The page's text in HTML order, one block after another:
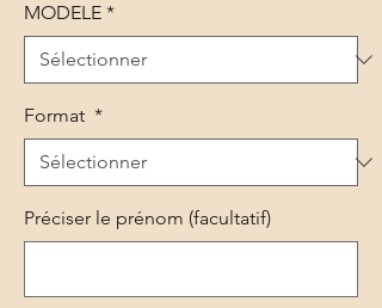
MODELE *
Format *
Préciser le prénom (facultatif)